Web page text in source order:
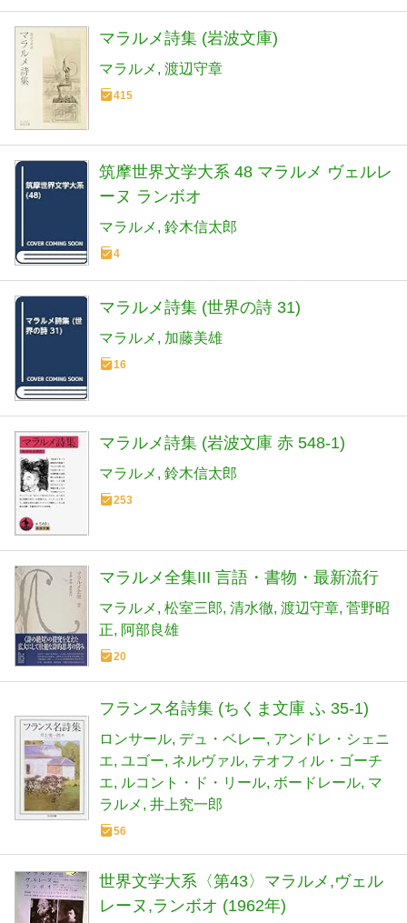
マラルメ詩集 (岩波文庫)
マラルメ 渡辺守章
415
筑摩世界文学大系 48 マラルメ ヴェルレ
ーヌ ランボオ
マラルメ 鈴木信太郎
4
マラルメ詩集 (世界の詩 31)
マラルメ 加藤美雄
16
マラルメ詩集 (岩波文庫 赤 548-1)
マラルメ 鈴木信太郎
253
マラルメ全集III 言語・書物・最新流行
マラルメ 松室三郎 清水徹 渡辺守章 菅野昭
正
阿部良雄
20
フランス名詩集 (ちくま文庫 ふ 35-1)
ロンサール デュ・ベレー アンドレ・シェニ
エ ユゴー ネルヴァル テオフィル・ゴーチ
エ
ルコント・ド・リール ボードレール マ
ラルメ
井上究一郎
56
世界文学大系〈第43〉マラルメ,ヴェル
レーヌ,ランボオ (1962年)